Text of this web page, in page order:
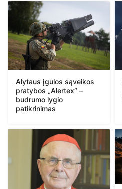
Alytaus įgulos sąveikos
pratybos „Alertex“ –
budrumo lygio
patikrinimas